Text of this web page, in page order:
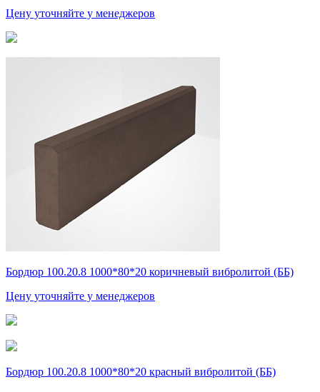
Цену уточняйте у менеджеров
Бордюр 100.20.8 1000*80*20 коричневый вибролитой (ББ)
Цену уточняйте у менеджеров
Бордюр 100.20.8 1000*80*20 красный вибролитой (ББ)